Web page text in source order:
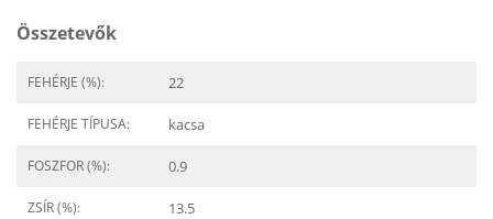
Összetevők
FEHÉRJE (%): 22
FEHÉRJE TÍPUSA: kacsa
FOSZFOR (%): 0.9
ZSÍR (%): 13.5